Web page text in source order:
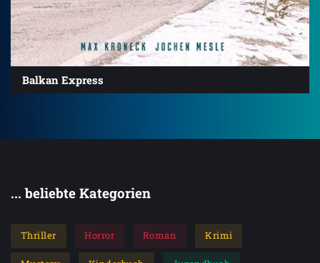
Balkan Express
... beliebte Kategorien
Thriller Horror Roman Krimi